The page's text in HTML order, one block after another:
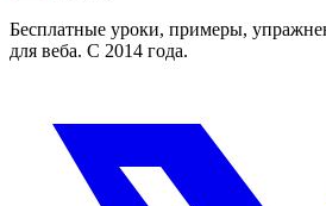
Бесплатные уроки, примеры,
для веба. С 2014 года.